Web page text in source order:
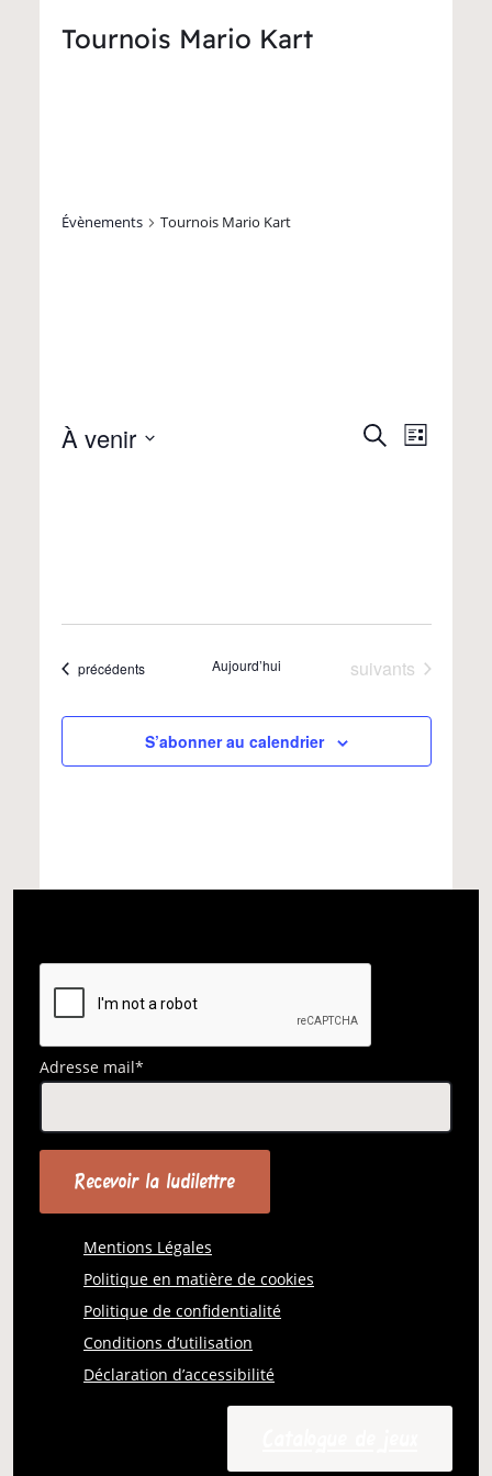
Tournois Mario Kart
Évènements Tournois Mario Kart
de
vues
Recherche
Liste
À venir
Évènements
précédents Aujourd’hui Évènements
suivants
S’abonner au calendrier
Adresse mail*
Mentions Légales
Politique en matière de cookies
Politique de confidentialité
Conditions d’utilisation
Déclaration d’accessibilité